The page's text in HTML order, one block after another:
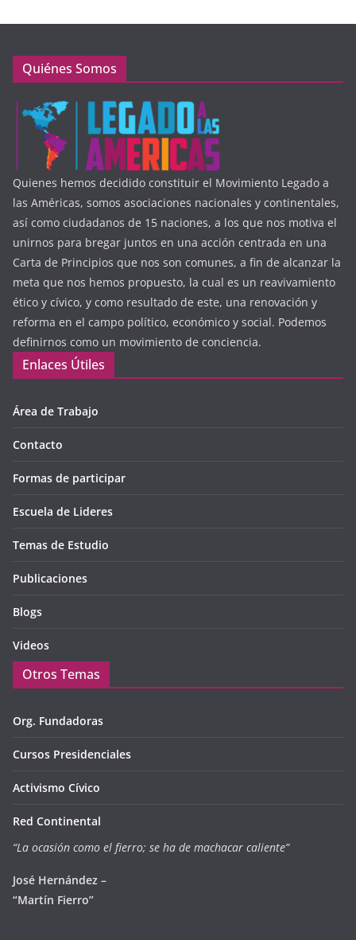
Quiénes Somos
Quienes hemos decidido constituir el Movimiento Legado a
las Américas, somos asociaciones nacionales y continentales,
así como ciudadanos de 15 naciones, a los que nos motiva el
unirnos para bregar juntos en una acción centrada en una
Carta de Principios que nos son comunes, a fin de alcanzar la
meta que nos hemos propuesto, la cual es un reavivamiento
ético y cívico, y como resultado de este, una renovación y
reforma en el campo político, económico y social. Podemos
definirnos como un movimiento de conciencia.
Enlaces Útiles
Área de Trabajo
Contacto
Formas de participar
Escuela de Lideres
Temas de Estudio
Publicaciones
Blogs
Videos
Otros Temas
Org. Fundadoras
Cursos Presidenciales
Activismo Cívico
Red Continental
“La ocasión como el fierro; se ha de machacar caliente”
José Hernández –
“Martín Fierro”